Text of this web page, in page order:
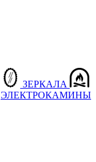
ЗЕРКАЛА
ЭЛЕКТРОКАМИНЫ